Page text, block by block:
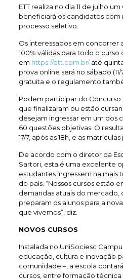
ETT realiza no dia 11 de julho
beneficiará os candidatos
processo seletivo.
Os interessados em concorrer
100% válidas para todo o
em https://ett.com.br/até
prova online será no sábado (11/
gratuita e o regulamento
Podem participar do Concurso
que finalizaram ou estão
desejam ingressar em um dos
60 questões objetivas. O
17/7, após as 18h, e as
De acordo com o diretor da
Sartori, esta é uma excelente
estudantes ingressem na mais
do país. “Nossos cursos estão
demandas atuais do mercado,
preparam os alunos para a
que vivemos”, diz.
NOVOS CURSOS
Instalada no UniSociesc
educação, cultura e inovação
comunidade –, a escola
cursos, entre formação técnica